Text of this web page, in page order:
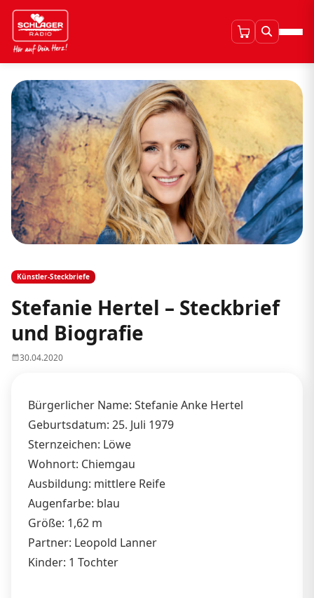
Künstler-Steckbriefe
Stefanie Hertel – Steckbrief
und Biografie
30.04.2020
Bürgerlicher Name: Stefanie Anke Hertel
Geburtsdatum: 25. Juli 1979
Sternzeichen: Löwe
Wohnort: Chiemgau
Ausbildung: mittlere Reife
Augenfarbe: blau
Größe: 1,62 m
Partner: Leopold Lanner
Kinder: 1 Tochter